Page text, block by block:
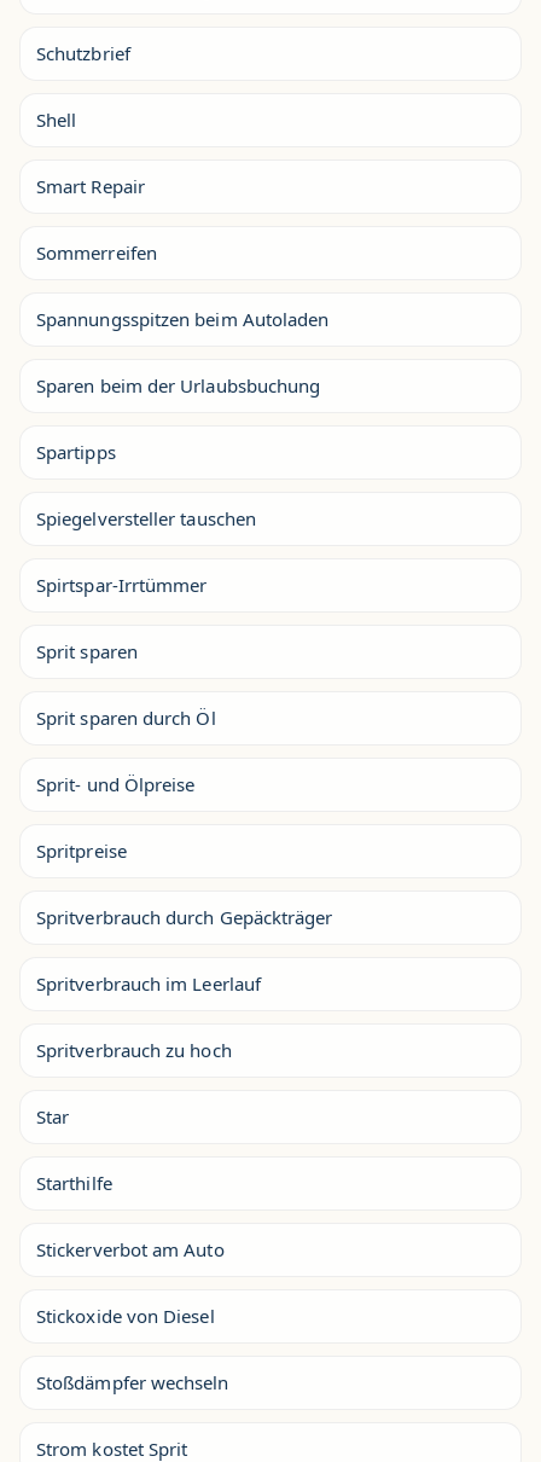
Schutzbrief
Shell
Smart Repair
Sommerreifen
Spannungsspitzen beim Autoladen
Sparen beim der Urlaubsbuchung
Spartipps
Spiegelversteller tauschen
Spirtspar-Irrtümmer
Sprit sparen
Sprit sparen durch Öl
Sprit- und Ölpreise
Spritpreise
Spritverbrauch durch Gepäckträger
Spritverbrauch im Leerlauf
Spritverbrauch zu hoch
Star
Starthilfe
Stickerverbot am Auto
Stickoxide von Diesel
Stoßdämpfer wechseln
Strom kostet Sprit